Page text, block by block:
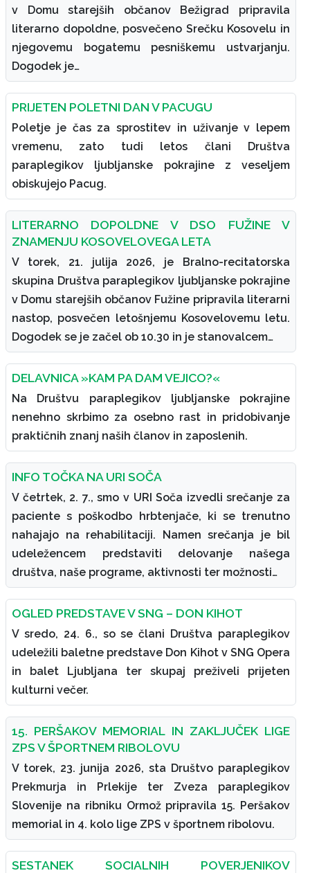
v Domu starejših občanov Bežigrad pripravila
literarno dopoldne, posvečeno Srečku Kosovelu in
njegovemu bogatemu pesniškemu ustvarjanju.
Dogodek je…
PRIJETEN POLETNI DAN V PACUGU
Poletje je čas za sprostitev in uživanje v lepem
vremenu, zato tudi letos člani Društva
paraplegikov ljubljanske pokrajine z veseljem
obiskujejo Pacug.
LITERARNO DOPOLDNE V DSO FUŽINE V
ZNAMENJU KOSOVELOVEGA LETA
V torek, 21. julija 2026, je Bralno-recitatorska
skupina Društva paraplegikov ljubljanske pokrajine
v Domu starejših občanov Fužine pripravila literarni
nastop, posvečen letošnjemu Kosovelovemu letu.
Dogodek se je začel ob 10.30 in je stanovalcem…
DELAVNICA »KAM PA DAM VEJICO?«
Na Društvu paraplegikov ljubljanske pokrajine
nenehno skrbimo za osebno rast in pridobivanje
praktičnih znanj naših članov in zaposlenih.
INFO TOČKA NA URI SOČA
V četrtek, 2. 7., smo v URI Soča izvedli srečanje za
paciente s poškodbo hrbtenjače, ki se trenutno
nahajajo na rehabilitaciji. Namen srečanja je bil
udeležencem predstaviti delovanje našega
društva, naše programe, aktivnosti ter možnosti…
OGLED PREDSTAVE V SNG – DON KIHOT
V sredo, 24. 6., so se člani Društva paraplegikov
udeležili baletne predstave Don Kihot v SNG Opera
in balet Ljubljana ter skupaj preživeli prijeten
kulturni večer.
15. PERŠAKOV MEMORIAL IN ZAKLJUČEK LIGE
ZPS V ŠPORTNEM RIBOLOVU
V torek, 23. junija 2026, sta Društvo paraplegikov
Prekmurja in Prlekije ter Zveza paraplegikov
Slovenije na ribniku Ormož pripravila 15. Peršakov
memorial in 4. kolo lige ZPS v športnem ribolovu.
SESTANEK SOCIALNIH POVERJENIKOV